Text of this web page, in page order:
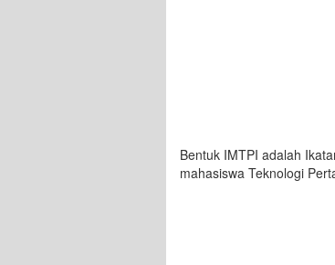
Bentuk IMTPI adalah
mahasiswa Teknologi